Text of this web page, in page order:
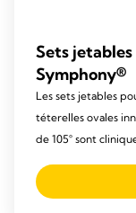
Sets
Symphony®
Les sets jetables
téterelles ovales
de 105° sont